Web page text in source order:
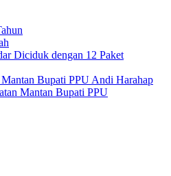
Diciduk dengan 12 Paket
Bupati PPU Andi Harahap
Mantan Bupati PPU